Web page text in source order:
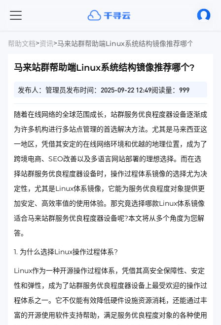
帮助文档>资讯>马来站群帮助端Linux系统结构镜像推荐哪个?
马来站群帮助端Linux系统结构镜像推荐哪个?
发布人：管理员发布时间：2025-09-22 12:49阅读量：999
随着在线网络的全球范围成长，站群服务优良程度器设备逐渐成
为许多机构进行多站点管理的首选解决方法。尤其是马来西亚这
一地区，凭借其安定的在线网络环境和优越的地理位置，成为了
跨境电商、SEO改善以及多语言网站部署的理想选择。而在选
择站群服务优良程度器设备时，操作过程体系镜像的选择尤为决
定性，尤其是Linux体系镜像，它能为服务优良程度对象提供更
加安定、高效率值的使用体验。那究竟选择哪款Linux体系镜像
适合马来站群服务优良程度器设备呢?本文将从多个角度为您解
答。
1. 为什么选择Linux操作过程体系?
Linux作为一种开源操作过程体系，凭借其高安全保障性、安定
性和弹性，成为了站群服务优良程度器设备上最受欢迎的操作过
程体系之一。它不仅能有效降低硬件设施资源消耗，还能通过丰
富的开源使用软件支持帮助，满足服务优良程度对象的各种使用